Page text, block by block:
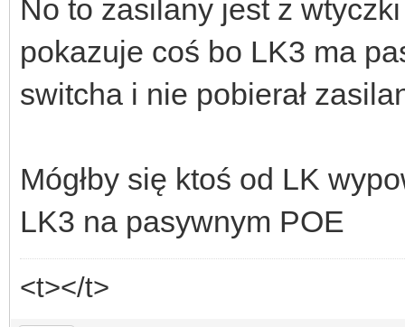
No to zasilany jest z
pokazuje coś bo LK3 ma
switcha i nie pobierał
Mógłby się ktoś od LK
LK3 na pasywnym POE
<t></t>